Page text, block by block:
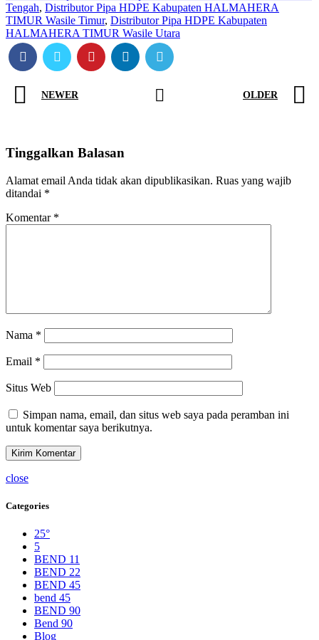
Tengah, Distributor Pipa HDPE Kabupaten HALMAHERA
TIMUR Wasile Timur, Distributor Pipa HDPE Kabupaten
HALMAHERA TIMUR Wasile Utara
NEWER OLDER
Tinggalkan Balasan
Alamat email Anda tidak akan dipublikasikan. Ruas yang wajib
ditandai *
Komentar *
Nama *
Email *
Situs Web
Simpan nama, email, dan situs web saya pada peramban ini
untuk komentar saya berikutnya.
close
Categories
25°
5
BEND 11
BEND 22
BEND 45
bend 45
BEND 90
Bend 90
Blog